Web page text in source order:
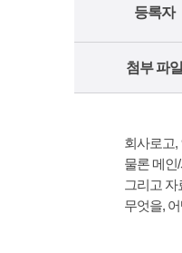
등록자
첨부 파일
회사로고,
물론 메인
그리고
무엇을,